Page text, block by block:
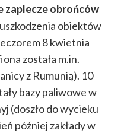
zaplecze obrońców
obiektów
8 kwietnia
została m.in.
z Rumunią). 10
bazy paliwowe w
(doszło do wycieku
później zakłady w